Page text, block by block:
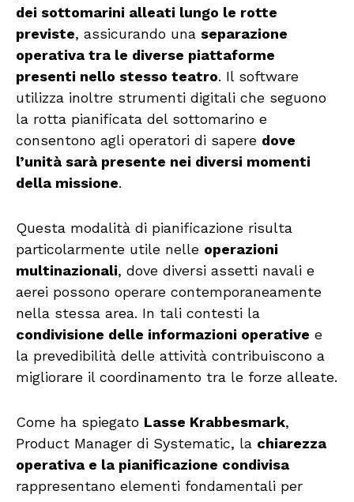
dei sottomarini alleati lungo le rotte
previste, assicurando una separazione
operativa tra le diverse piattaforme
presenti nello stesso teatro. Il software
utilizza inoltre strumenti digitali che seguono
la rotta pianificata del sottomarino e
consentono agli operatori di sapere dove
l’unità sarà presente nei diversi momenti
della missione.
Questa modalità di pianificazione risulta
particolarmente utile nelle operazioni
multinazionali, dove diversi assetti navali e
aerei possono operare contemporaneamente
nella stessa area. In tali contesti la
condivisione delle informazioni operative e
la prevedibilità delle attività contribuiscono a
migliorare il coordinamento tra le forze alleate.
Come ha spiegato Lasse Krabbesmark,
Product Manager di Systematic, la chiarezza
operativa e la pianificazione condivisa
rappresentano elementi fondamentali per